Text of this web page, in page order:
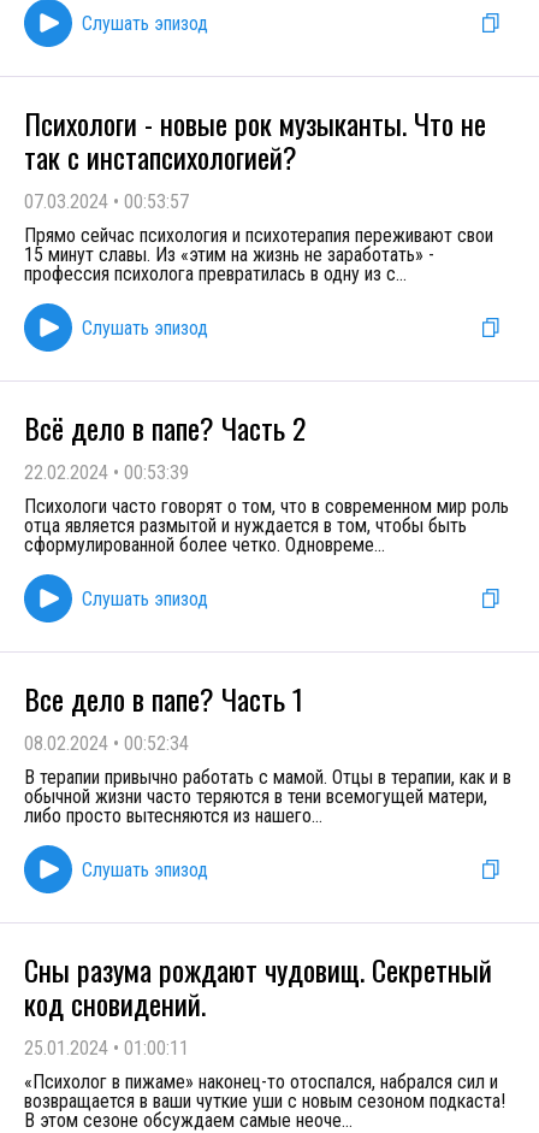
Слушать эпизод
Психологи - новые рок музыканты. Что не
так с инстапсихологией?
07.03.2024 • 00:53:57
Прямо сейчас психология и психотерапия переживают свои
15 минут славы. Из «этим на жизнь не заработать» -
профессия психолога превратилась в одну из с...
Слушать эпизод
Всё дело в папе? Часть 2
22.02.2024 • 00:53:39
Психологи часто говорят о том, что в современном мир роль
отца является размытой и нуждается в том, чтобы быть
сформулированной более четко. Одновреме...
Слушать эпизод
Все дело в папе? Часть 1
08.02.2024 • 00:52:34
В терапии привычно работать с мамой. Отцы в терапии, как и в
обычной жизни часто теряются в тени всемогущей матери,
либо просто вытесняются из нашего...
Слушать эпизод
Сны разума рождают чудовищ. Секретный
код сновидений.
25.01.2024 • 01:00:11
«Психолог в пижаме» наконец-то отоспался, набрался сил и
возвращается в ваши чуткие уши с новым сезоном подкаста!
В этом сезоне обсуждаем самые неоче...